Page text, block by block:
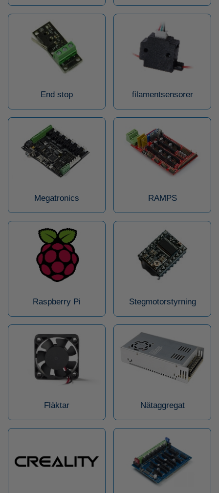
End stop filamentsensorer
Megatronics RAMPS
Raspberry Pi Stegmotorstyrning
Fläktar Nätaggregat